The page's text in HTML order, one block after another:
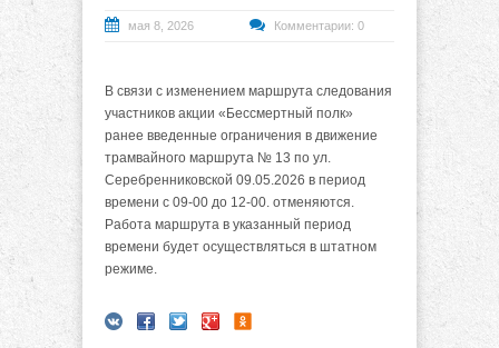
мая 8, 2026 Комментарии: 0
В связи с изменением маршрута следования
участников акции «Бессмертный полк»
ранее введенные ограничения в движение
трамвайного маршрута № 13 по ул.
Серебренниковской 09.05.2026 в период
времени с 09-00 до 12-00. отменяются.
Работа маршрута в указанный период
времени будет осуществляться в штатном
режиме.